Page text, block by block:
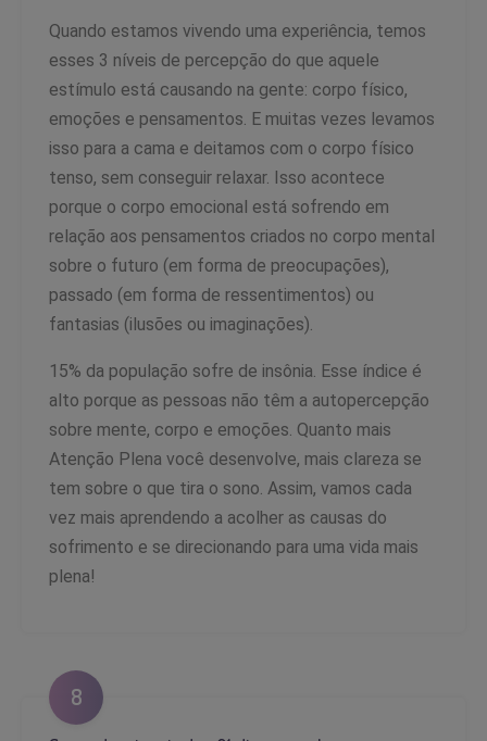
Quando estamos vivendo uma experiência, temos
esses 3 níveis de percepção do que aquele
estímulo está causando na gente: corpo físico,
emoções e pensamentos. E muitas vezes levamos
isso para a cama e deitamos com o corpo físico
tenso, sem conseguir relaxar. Isso acontece
porque o corpo emocional está sofrendo em
relação aos pensamentos criados no corpo mental
sobre o futuro (em forma de preocupações),
passado (em forma de ressentimentos) ou
fantasias (ilusões ou imaginações).
15% da população sofre de insônia. Esse índice é
alto porque as pessoas não têm a autopercepção
sobre mente, corpo e emoções. Quanto mais
Atenção Plena você desenvolve, mais clareza se
tem sobre o que tira o sono. Assim, vamos cada
vez mais aprendendo a acolher as causas do
sofrimento e se direcionando para uma vida mais
plena!
8